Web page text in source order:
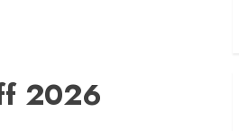
2026